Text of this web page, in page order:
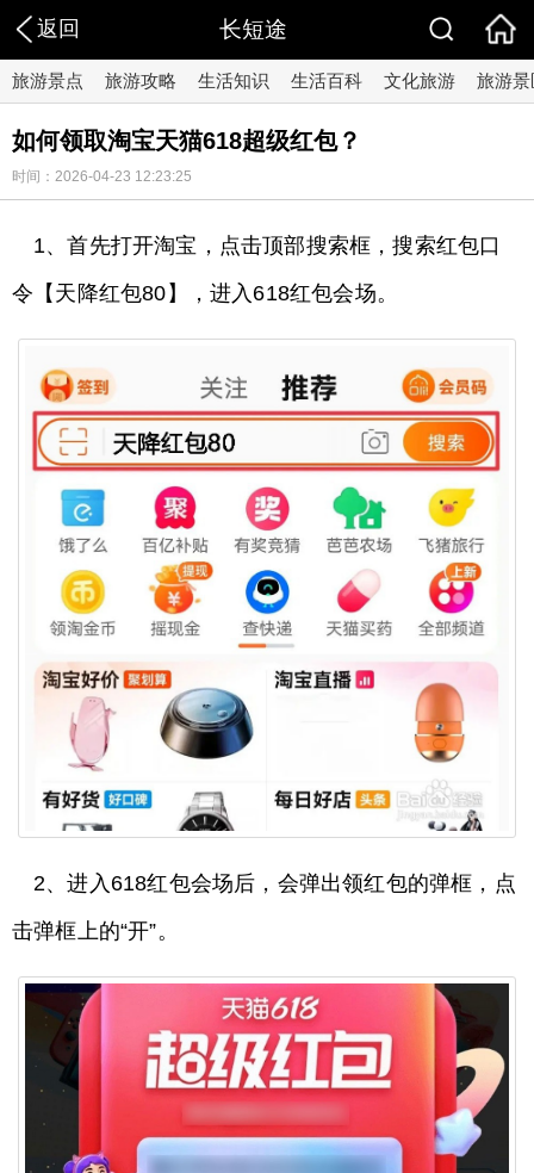
返回 长短途
旅游景点 旅游攻略 生活知识 生活百科 文化旅游 旅游景
如何领取淘宝天猫618超级红包？
时间：2026-04-23 12:23:25
1、首先打开淘宝，点击顶部搜索框，搜索红包口
令【天降红包80】，进入618红包会场。
2、进入618红包会场后，会弹出领红包的弹框，点
击弹框上的“开”。